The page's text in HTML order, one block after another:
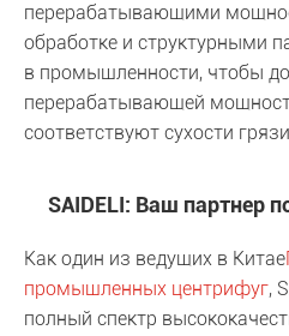
перерабатывающими
обработке и структурными
в промышленности, чтобы
перерабатывающей
соответствуют сухости
SAIDELI: Ваш партнер
Как один из ведущих в Китае
промышленных центрифуг,
полный спектр